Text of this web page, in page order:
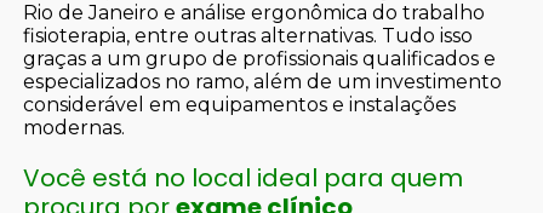
Rio de Janeiro e análise ergonômica do trabalho
fisioterapia, entre outras alternativas. Tudo isso
graças a um grupo de profissionais qualificados e
especializados no ramo, além de um investimento
considerável em equipamentos e instalações
modernas.
Você está no local ideal para quem